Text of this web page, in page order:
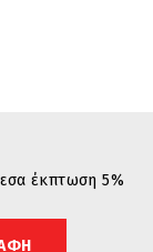
έκπτωση 5%